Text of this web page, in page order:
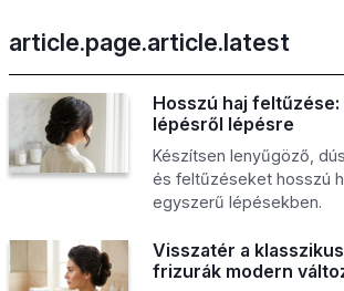
article.page.article.latest
Hosszú haj
lépésről lépésre
Készítsen lenyűgöző,
és feltűzéseket hosszú
egyszerű lépésekben.
Visszatér a
frizurák modern